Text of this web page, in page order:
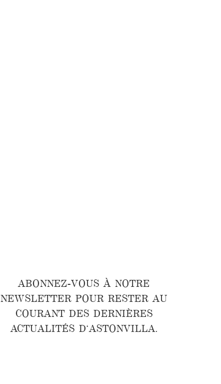
ABONNEZ-VOUS À NOTRE
NEWSLETTER POUR RESTER AU
COURANT DES DERNIÈRES
ACTUALITÉS D'ASTONVILLA.